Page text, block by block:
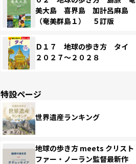
美大島 喜界島 加計呂麻島
（奄美群島１） ５訂版
Ｄ１７ 地球の歩き方 タイ
２０２７～２０２８
特設ページ
世界遺産ランキング
地球の歩き方 meets クリスト
ファー・ノーラン監督最新作